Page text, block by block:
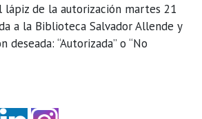
lápiz de la autorización martes 21
a la Biblioteca Salvador Allende y
deseada: “Autorizada” o “No